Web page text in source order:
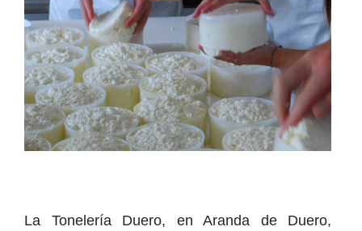
La Tonelería Duero, en Aranda de Duero,